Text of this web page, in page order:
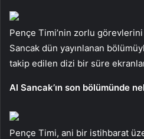
Pençe Timi’nin zorlu
Sancak dün yayınlanan
takip edilen dizi bir süre
Al Sancak’ın son bölümünde
Pençe Timi, ani bir istihbarat